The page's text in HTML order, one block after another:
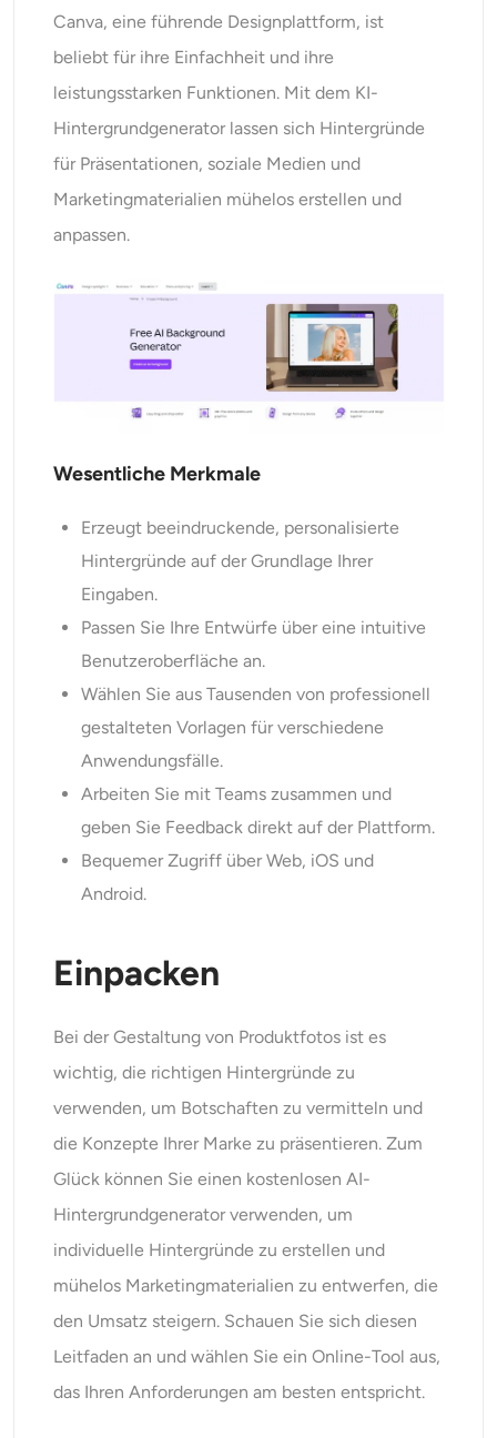
Canva, eine führende Designplattform, ist
beliebt für ihre Einfachheit und ihre
leistungsstarken Funktionen. Mit dem KI-
Hintergrundgenerator lassen sich Hintergründe
für Präsentationen, soziale Medien und
Marketingmaterialien mühelos erstellen und
anpassen.
Wesentliche Merkmale
Erzeugt beeindruckende, personalisierte
Hintergründe auf der Grundlage Ihrer
Eingaben.
Passen Sie Ihre Entwürfe über eine intuitive
Benutzeroberfläche an.
Wählen Sie aus Tausenden von professionell
gestalteten Vorlagen für verschiedene
Anwendungsfälle.
Arbeiten Sie mit Teams zusammen und
geben Sie Feedback direkt auf der Plattform.
Bequemer Zugriff über Web, iOS und
Android.
Einpacken
Bei der Gestaltung von Produktfotos ist es
wichtig, die richtigen Hintergründe zu
verwenden, um Botschaften zu vermitteln und
die Konzepte Ihrer Marke zu präsentieren. Zum
Glück können Sie einen kostenlosen AI-
Hintergrundgenerator verwenden, um
individuelle Hintergründe zu erstellen und
mühelos Marketingmaterialien zu entwerfen, die
den Umsatz steigern. Schauen Sie sich diesen
Leitfaden an und wählen Sie ein Online-Tool aus,
das Ihren Anforderungen am besten entspricht.